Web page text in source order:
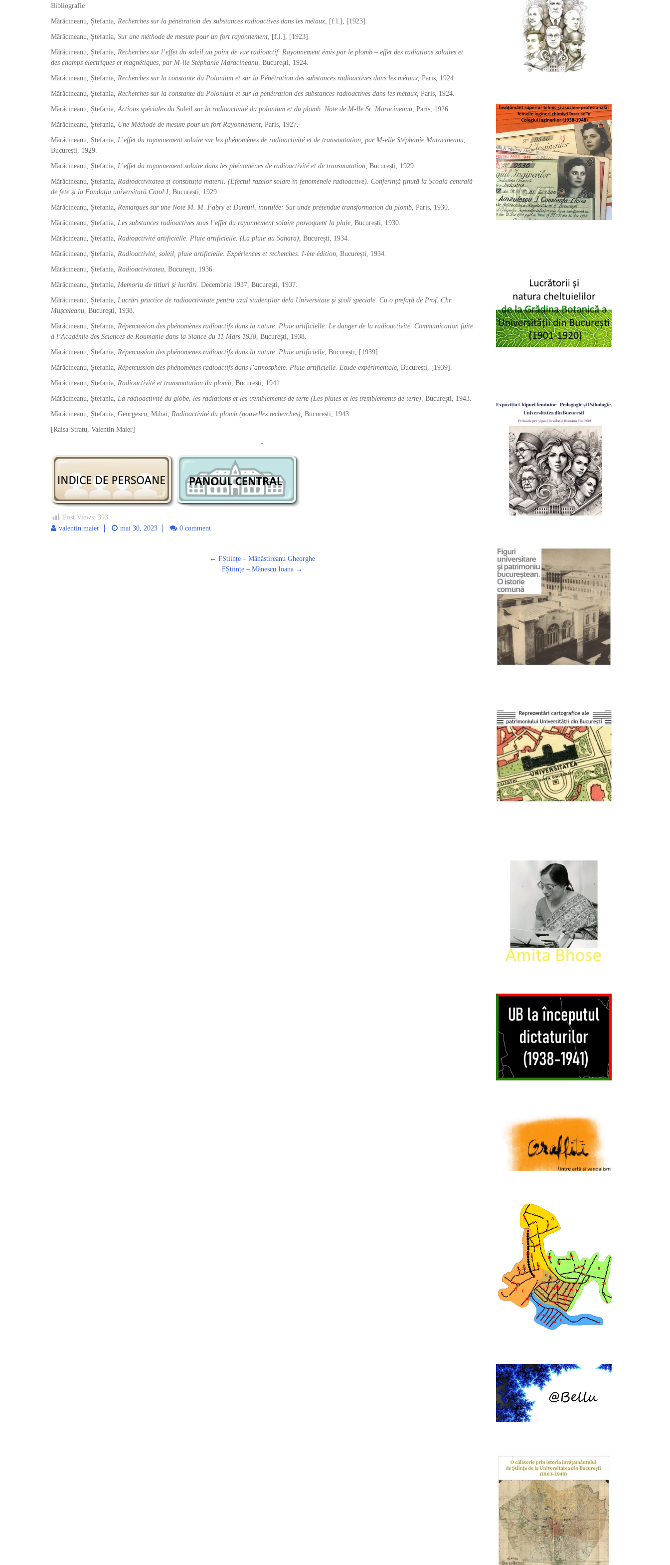
Bibliografie
Mărăcineanu, Ștefania, Recherches sur la pénétration des substances radioactives dans les métaux, [f.l.], [1923].
Mărăcineanu, Ștefania, Sur une méthode de mesure pour un fort rayonnement, [f.l.], [1923].
Mărăcineanu, Ștefania, Recherches sur l’effet du soleil au point de vue radioactif. Rayonnement émis par le plomb – effet des radiations solaires et
des champs électriques et magnétiques, par M-lle Stéphanie Maracineanu, București, 1924.
Mărăcineanu, Ștefania, Recherches sur la constante du Polonium et sur la Pénétration des substances radioactives dans les métaux, Paris, 1924.
Mărăcineanu, Ștefania, Recherches sur la constante du Polonium et sur la pénétration des substances radioactives dans les métaux, Paris, 1924.
Mărăcineanu, Ștefania,Actions spéciales du Soleil sur la radioactivité du polonium et du plomb. Note de M-lle St. Maracineanu, Paris, 1926.
Mărăcineanu, Ștefania, Une Méthode de mesure pour un fort Rayonnement, Paris, 1927.
Mărăcineanu, Ștefania, L’effet du rayonnement solaire sur les phénomènes de radioactivité et de transmutation, par M-elle Stéphanie Maracineanu,
București, 1929.
Mărăcineanu, Ștefania, L’effet du rayonnement solaire dans les phénomènes de radioactivité et de transmutation, București, 1929.
Mărăcineanu, Ștefania, Radioactivitatea și constituția materii. (Efectul razelor solare în fenomenele radioactive). Conferință ținută la Școala centrală
de fete și la Fondația universitară Carol I, București, 1929.
Mărăcineanu, Ștefania, Remarques sur une Note M. M. Fabry et Dureuil, intitulée: Sur unde prétendue transformation du plomb, Paris, 1930.
Mărăcineanu, Ștefania, Les substances radioactives sous l’effet du rayonnement solaire provoquent la pluie, București, 1930.
Mărăcineanu, Ștefania, Radioactivité artificielle. Pluie artificielle. (La pluie au Sahara), București, 1934.
Mărăcineanu, Ștefania, Radioactivité, soleil, pluie artificielle. Expériences et recherches. I-ère édition, București, 1934.
Mărăcineanu, Ștefania, Radioactivitatea, București, 1936.
Mărăcineanu, Ștefania, Memoriu de titluri și lucrări. Decembrie 1937, București, 1937.
Mărăcineanu, Ștefania, Lucrări practice de radioactivitate pentru uzul studenților dela Universitate și școli speciale. Cu o prefață de Prof. Chr.
Mușceleanu, București, 1938.
Mărăcineanu, Ștefania, Répercussion des phénomènes radioactifs dans la nature. Pluie artificielle. Le danger de la radioactivité. Communication faite
à l’Académie des Sciences de Roumanie dans la Siance du 11 Mars 1938, București, 1938.
Mărăcineanu, Ștefania, Répercussion des phénomenes radioactifs dans la nature. Pluie artificielle, București, [1939].
Mărăcineanu, Ștefania, Répercussion des phénomènes radioactifs dans l’atmosphère. Pluie artificielle. Etude expérimentale, București, [1939].
Mărăcineanu, Ștefania, Radioactivité et transmutation du plomb, București, 1941.
Mărăcineanu, Ștefania, La radioactivité du globe, les radiations et les tremblements de terre (Les pluies et les tremblements de terre), București, 1943.
Mărăcineanu, Ștefania, Georgesco, Mihai, Radioactivité du plomb (nouvelles recherches), București, 1943.
[Raisa Stratu, Valentin Maier]
*
Post Views: 393
valentin.maier
mai 30, 2023 0 comment
← FȘtiințe – Mânăstireanu Gheorghe
FȘtiințe – Mănescu Ioana →